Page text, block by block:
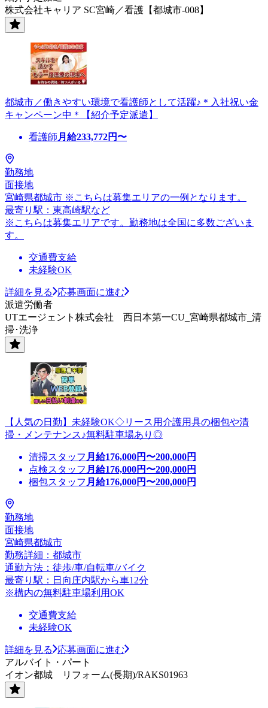
株式会社キャリア SC宮崎／看護【都城市-008】
都城市／働きやすい環境で看護師として活躍♪＊入社祝い金
キャンペーン中＊【紹介予定派遣】
看護師 月給233,772円〜
勤務地
面接地
宮崎県都城市 ※こちらは募集エリアの一例となります。
最寄り駅：東高崎駅など
※こちらは募集エリアです。勤務地は全国に多数ございま
す。
交通費支給
未経験OK
詳細を見る
応募画面に進む
派遣労働者
UTエージェント株式会社 西日本第一CU_宮崎県都城市_清
掃･洗浄
【人気の日勤】未経験OK◇リース用介護用具の梱包や清
掃・メンテナンス♪無料駐車場あり◎
清掃スタッフ 月給176,000円〜200,000円
点検スタッフ 月給176,000円〜200,000円
梱包スタッフ 月給176,000円〜200,000円
勤務地
面接地
宮崎県都城市
勤務詳細：都城市
通勤方法：徒歩/車/自転車/バイク
最寄り駅：日向庄内駅から車12分
※構内の無料駐車場利用OK
交通費支給
未経験OK
詳細を見る
応募画面に進む
アルバイト・パート
イオン都城 リフォーム(長期)/RAKS01963